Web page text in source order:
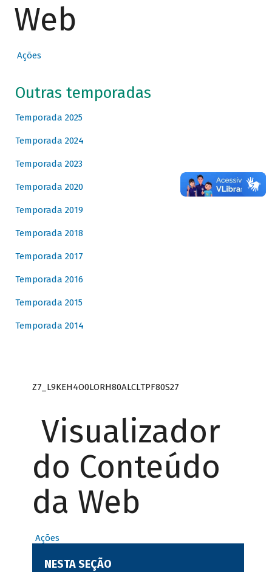
Web
Ações
Outras temporadas
Temporada 2025
Temporada 2024
Temporada 2023
Temporada 2020
Temporada 2019
Temporada 2018
Temporada 2017
Temporada 2016
Temporada 2015
Temporada 2014
Z7_L9KEH4O0LORH80ALCLTPF80S27
Visualizador
do Conteúdo
da Web
Ações
NESTA SEÇÃO